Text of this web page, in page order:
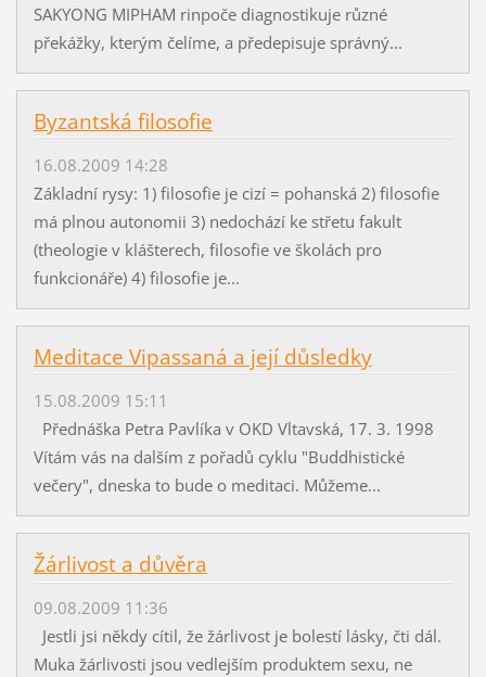
SAKYONG MIPHAM rinpoče diagnostikuje různé
překážky, kterým čelíme, a předepisuje správný...
Byzantská filosofie
16.08.2009 14:28
Základní rysy: 1) filosofie je cizí = pohanská 2) filosofie
má plnou autonomii 3) nedochází ke střetu fakult
(theologie v klášterech, filosofie ve školách pro
funkcionáře) 4) filosofie je...
Meditace Vipassaná a její důsledky
15.08.2009 15:11
Přednáška Petra Pavlíka v OKD Vltavská, 17. 3. 1998
Vítám vás na dalším z pořadů cyklu "Buddhistické
večery", dneska to bude o meditaci. Můžeme...
Žárlivost a důvěra
09.08.2009 11:36
Jestli jsi někdy cítil, že žárlivost je bolestí lásky, čti dál.
Muka žárlivosti jsou vedlejším produktem sexu, ne